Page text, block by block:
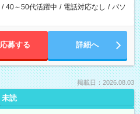
/ 40～50代活躍中 / 電話対応なし / パソ
応募する 詳細へ
掲載日：2026.08.03
未読